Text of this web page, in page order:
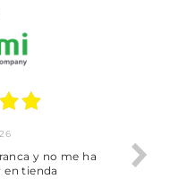
y no me ha
en tienda